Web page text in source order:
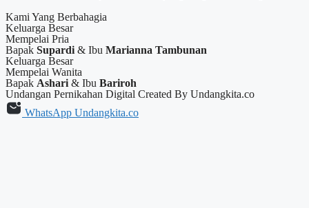
Kami Yang Berbahagia
Keluarga Besar
Mempelai Pria
Bapak Supardi & Ibu Marianna Tambunan
Keluarga Besar
Mempelai Wanita
Bapak Ashari & Ibu Bariroh
Undangan Pernikahan Digital Created By Undangkita.co
WhatsApp Undangkita.co